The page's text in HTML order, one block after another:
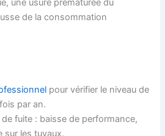
une usure prématurée du
de la consommation
pour vérifier le niveau de
par an.
fuite : baisse de performance,
sur les tuyaux.